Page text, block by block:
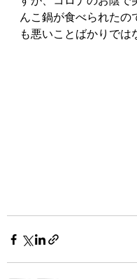
んこ鍋が食べられたの
も悪いことばかりでは